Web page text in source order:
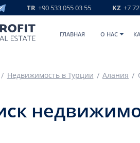
TR +90 533 055 03 55 KZ +7
ГЛАВНАЯ O НАС
Недвижимость в Турции Алания